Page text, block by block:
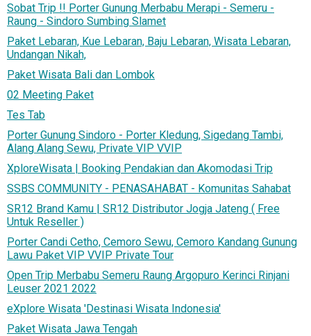
Sobat Trip !! Porter Gunung Merbabu Merapi - Semeru -
Raung - Sindoro Sumbing Slamet
Paket Lebaran, Kue Lebaran, Baju Lebaran, Wisata Lebaran,
Undangan Nikah,
Paket Wisata Bali dan Lombok
02 Meeting Paket
Tes Tab
Porter Gunung Sindoro - Porter Kledung, Sigedang Tambi,
Alang Alang Sewu, Private VIP VVIP
XploreWisata | Booking Pendakian dan Akomodasi Trip
SSBS COMMUNITY - PENASAHABAT - Komunitas Sahabat
SR12 Brand Kamu | SR12 Distributor Jogja Jateng ( Free
Untuk Reseller )
Porter Candi Cetho, Cemoro Sewu, Cemoro Kandang Gunung
Lawu Paket VIP VVIP Private Tour
Open Trip Merbabu Semeru Raung Argopuro Kerinci Rinjani
Leuser 2021 2022
eXplore Wisata 'Destinasi Wisata Indonesia'
Paket Wisata Jawa Tengah